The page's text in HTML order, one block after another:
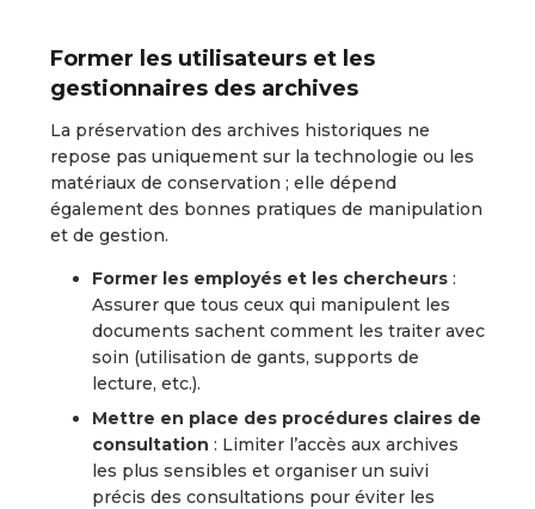
Former les utilisateurs et les
gestionnaires des archives
La préservation des archives historiques ne
repose pas uniquement sur la technologie ou les
matériaux de conservation ; elle dépend
également des bonnes pratiques de manipulation
et de gestion.
Former les employés et les chercheurs :
Assurer que tous ceux qui manipulent les
documents sachent comment les traiter avec
soin (utilisation de gants, supports de
lecture, etc.).
Mettre en place des procédures claires de
consultation : Limiter l’accès aux archives
les plus sensibles et organiser un suivi
précis des consultations pour éviter les